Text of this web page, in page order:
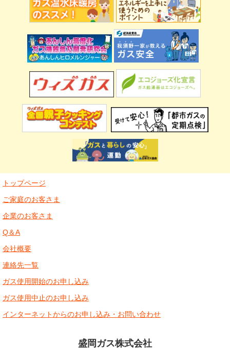
トップページ
ご家庭のお客さま
企業のお客さま
Q＆A
会社概要
連絡先一覧
ガス使用開始のお申し込み
ガス使用中止のお申し込み
インターネットからのお申し込み・お問い合わせ
盛岡ガス株式会社